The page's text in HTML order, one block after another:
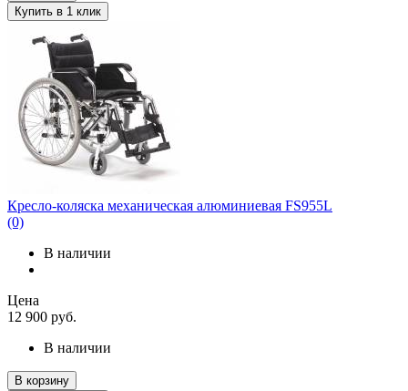
Купить в 1 клик
Кресло-коляска механическая алюминиевая FS955L
(0)
В наличии
Цена
12 900 руб.
В наличии
В корзину